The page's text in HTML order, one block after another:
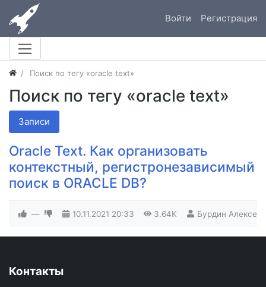
Войти Регистрация
Поиск по тегу «oracle text»
Поиск по тегу «oracle text»
Записи
Oracle Text. Как организовать
контекстный, регистронезависимый
поиск в ORACLE DB?
— 10.11.2021 20:33 3.64K Бурдин Алексей
Контакты